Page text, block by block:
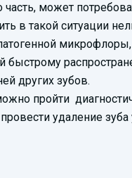
может
в такой ситуации
микрофлоры,
быстрому
других зубов.
пройти
удаление